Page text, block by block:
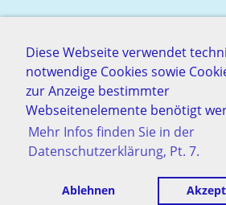
Diese Webseite verwendet
notwendige Cookies sowie
zur Anzeige bestimmter
Webseitenelemente benötigt
Mehr Infos finden Sie in der
Datenschutzerklärung, Pt. 7.
Ablehnen